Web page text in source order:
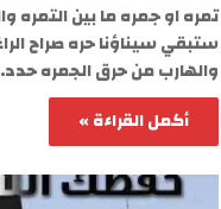
تمره او جمره ما بين
ستبقي سيناؤنا حره صراح
والهارب من حرق الجمره
أكمل القراءة »